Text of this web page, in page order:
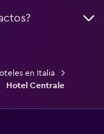
en Italia
Hotel Centrale